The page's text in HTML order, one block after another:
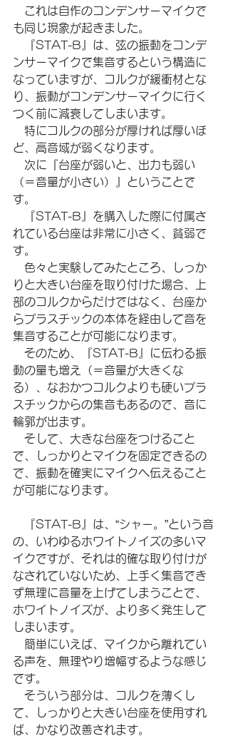
これは自作のコンデンサーマイクで
も同じ現象が起きました。
『STAT-B』は、弦の振動をコンデ
ンサーマイクで集音するという構造に
なっていますが、コルクが緩衝材とな
り、振動がコンデンサーマイクに行く
つく前に減衰してしまいます。
特にコルクの部分が厚ければ厚いほ
ど、高音域が弱くなります。
次に『台座が弱いと、出力も弱い
（＝音量が小さい）』ということで
す。
『STAT-B』を購入した際に付属さ
れている台座は非常に小さく、貧弱で
す。
色々と実験してみたところ、しっか
りと大きい台座を取り付けた場合、上
部のコルクからだけではなく、台座か
らプラスチックの本体を経由して音を
集音することが可能になります。
そのため、『STAT-B』に伝わる振
動の量も増え（＝音量が大きくな
る）、なおかつコルクよりも硬いプラ
スチックからの集音もあるので、音に
輪郭が出ます。
そして、大きな台座をつけること
で、しっかりとマイクを固定できるの
で、振動を確実にマイクへ伝えること
が可能になります。
『STAT-B』は、“シャー。”という音
の、いわゆるホワイトノイズの多いマ
イクですが、それは的確な取り付けが
なされていないため、上手く集音でき
ず無理に音量を上げてしまうことで、
ホワイトノイズが、より多く発生して
しまいます。
簡単にいえば、マイクから離れてい
る声を、無理やり増幅するような感じ
です。
そういう部分は、コルクを薄くし
て、しっかりと大きい台座を使用すれ
ば、かなり改善されます。